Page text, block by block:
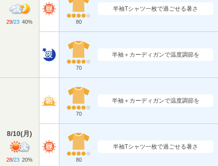
29/23 40% 80
半袖Tシャツ一枚で過ごせる暑さ
70
半袖＋カーディガンで温度調節を
8/10(月 )
28/23 20%
70
半袖＋カーディガンで温度調節を
80
半袖Tシャツ一枚で過ごせる暑さ